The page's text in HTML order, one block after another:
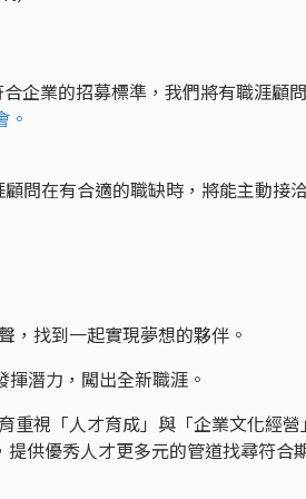
企業的招募標準，我們將有職涯顧
。
問在有合適的職缺時，將能主動接
，找到一起實現夢想的夥伴。
潛力，闖出全新職涯。
視「人才育成」與「企業文化經營」
提供優秀人才更多元的管道找尋符合